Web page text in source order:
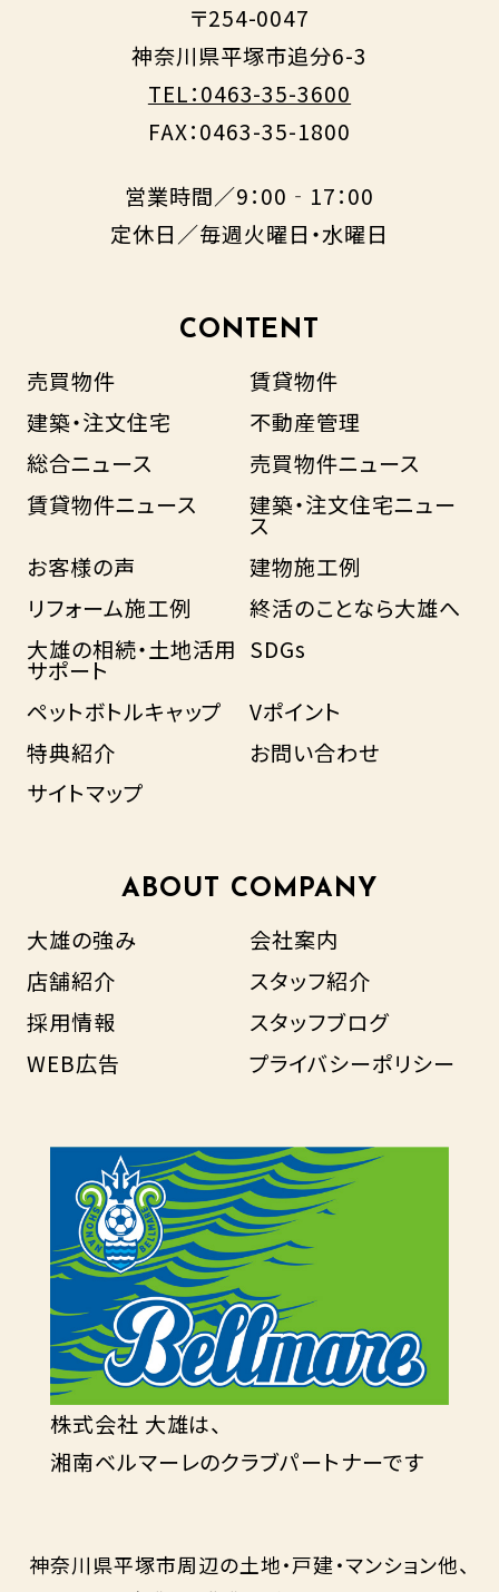
〒254-0047
神奈川県平塚市追分6-3
TEL：0463-35-3600
FAX：0463-35-1800
営業時間／9：00‐17：00
定休日／毎週火曜日・水曜日
CONTENT
売買物件
賃貸物件
建築・注文住宅
不動産管理
総合ニュース
売買物件ニュース
賃貸物件ニュース
建築・注文住宅ニュー
ス
お客様の声
建物施工例
リフォーム施工例
終活のことなら大雄へ
大雄の相続・土地活用
サポート
SDGs
ペットボトルキャップ
Vポイント
特典紹介
お問い合わせ
サイトマップ
ABOUT COMPANY
大雄の強み
会社案内
店舗紹介
スタッフ紹介
採用情報
スタッフブログ
WEB広告
プライバシーポリシー
株式会社 大雄は、
湘南ベルマーレのクラブパートナーです
神奈川県平塚市周辺の土地・戸建・マンション他、